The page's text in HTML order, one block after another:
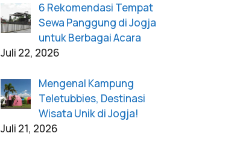
6 Rekomendasi Tempat
Sewa Panggung di Jogja
untuk Berbagai Acara
Juli 22, 2026
Mengenal Kampung
Teletubbies, Destinasi
Wisata Unik di Jogja!
Juli 21, 2026